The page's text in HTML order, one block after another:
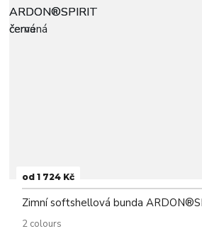
od 1 724 Kč
Zimní softshellová bunda
2 colours